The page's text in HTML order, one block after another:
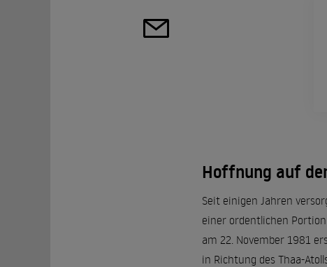
Hoffnung auf
Seit einigen Jahren
einer ordentlichen
am 22. November 1981
in Richtung des Thaa-